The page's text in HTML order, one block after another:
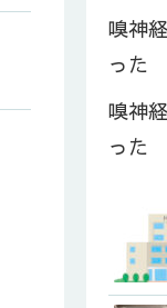
嗅神
っ
嗅神
った